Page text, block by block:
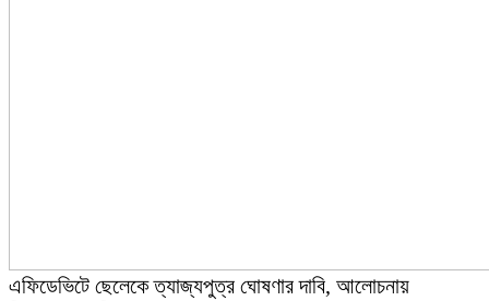
এফিডেভিটে ছেলেকে ত্যাজ্যপুত্র ঘোষণার দাবি, আলোচনায়